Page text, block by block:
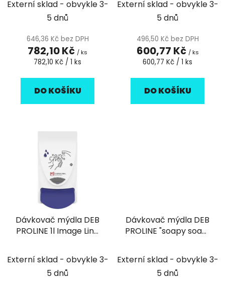
ů
k
1ks
Externí sklad - obvykle 3-
5 dnů
646,36 Kč bez DPH
782,10 Kč / ks
Měrná
782,10 Kč / 1 ks
DO KOŠÍKU
Externí sklad - obvykle 3-
5 dnů
496,50 Kč bez DPH
600,77 Kč / ks
Měrná
600,77 Kč / 1 ks
DO KOŠÍKU
Dávkovač mýdla DEB
PROLINE 1l Image Line
Externí sklad - obvykle 3-
5 dnů
Dávkovač mýdla DEB
PROLINE "soapy soap"
Externí sklad - obvykle 3-
5 dnů